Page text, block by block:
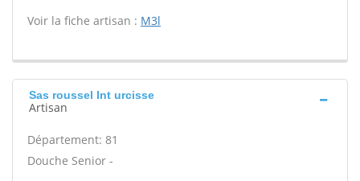
Voir la fiche artisan : M3l
Sas roussel Int urcisse
Artisan
Département: 81
Douche Senior -